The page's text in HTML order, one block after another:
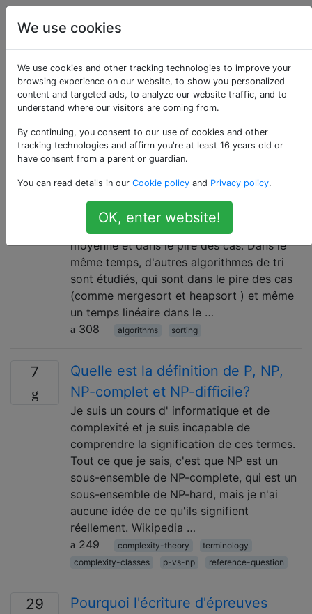
L'informatique
L'informatique
Q & A pour les étudiants, chercheurs et praticiens de
11
Pourquoi le tri rapide est-il
de tri en pratique?
Dans un cours sur les algorithmes standard,
on nous apprend que quicksort est en
moyenne et dans le pire des cas. Dans le
même temps, d'autres algorithmes de tri
sont étudiés, qui sont dans le pire des cas
(comme mergesort et heapsort ) et même
un temps linéaire dans le …
308
algorithms sorting
7
Quelle est la définition de P, NP,
NP-complet et NP-difficile?
Je suis un cours d' informatique et de
complexité et je suis incapable de
comprendre la signification de ces termes.
Tout ce que je sais, c'est que NP est un
sous-ensemble de NP-complete, qui est un
sous-ensemble de NP-hard, mais je n'ai
aucune idée de ce qu'ils signifient
réellement. Wikipedia …
249
complexity-theory
terminology
complexity-classes
p-vs-np reference-question
29
Pourquoi l'écriture d'épreuves
We use cookies
We use cookies and other tracking technologies to improve your
browsing experience on our website, to show you personalized
content and targeted ads, to analyze our website traffic, and to
understand where our visitors are coming from.
By continuing, you consent to our use of cookies and other
tracking technologies and affirm you're at least 16 years old or
have consent from a parent or guardian.
You can read details in our Cookie policy and Privacy policy.
OK, enter website!